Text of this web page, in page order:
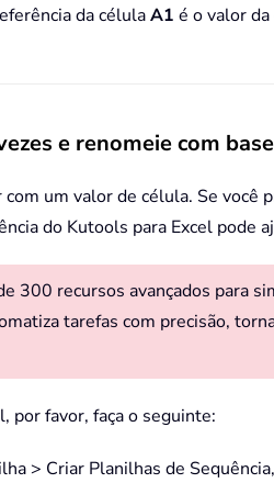
da célulaA1 é o valor
e renomeie com
um valor de célula. Se
do Kutools para Excel
300 recursos avançados para
tarefas com precisão,
por favor, faça o seguinte:
> Criar Planilhas de